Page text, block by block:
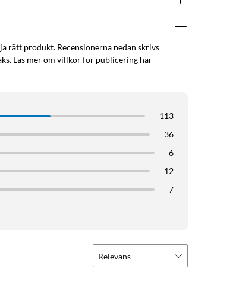
rätt produkt. Recensionerna nedan skrivs
Läs mer om villkor för publicering här
113
36
6
12
7
Relevans